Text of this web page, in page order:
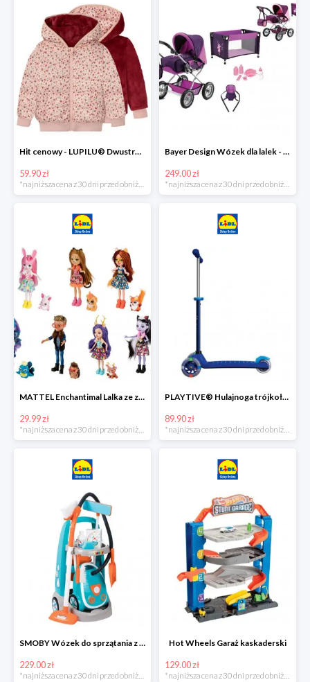
Hit cenowy - LUPILU® Dwustronna kurtka pikowana dziewczęca
59.90 zł
*najniższa cena z 30 dni przed obniżką
Bayer Design Wózek dla lalek - megazestaw
249.00 zł
*najniższa cena z 30 dni przed obniżką
MATTEL Enchantimal Lalka ze zwierzątkiem
29.99 zł
*najniższa cena z 30 dni przed obniżką
PLAYTIVE® Hulajnoga trójkołowa Tri Scooter z diodami LED
89.90 zł
*najniższa cena z 30 dni przed obniżką
SMOBY Wózek do sprzątania z odkurzaczem
229.00 zł
Hot Wheels Garaż kaskaderski
129.00 zł